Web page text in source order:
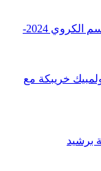
افتتاح التسجيل بمدرسة كرة القدم للموسم الكروي 2024-
خريبكة مع
برشيد